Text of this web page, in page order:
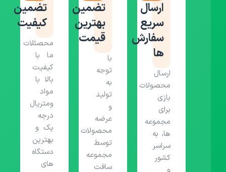
ارسال
سریع
سفارش
ها
ارسال
محصولات
بازی
برای
مجموعه
ها، به
سراسر
کشور
تضمین
بهترین
قیمت
با
توجه
به
تولید
و
عرضه
محصولات
توسط
مجموعه
سافت
تضمین
کیفیت
محصئلات
ما با
کیفیت
بالا با
مواد
ومتریال
درجه
یک و
بهترین
دستگاه
های